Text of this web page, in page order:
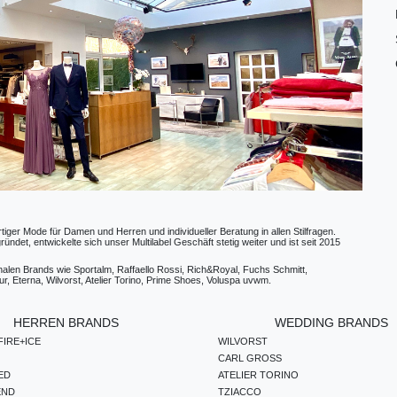
Mode für Damen und Herren und individueller Beratung in allen Stilfragen.
entwickelte sich unser Multilabel Geschäft stetig weiter und ist seit 2015
Brands wie Sportalm, Raffaello Rossi, Rich&Royal, Fuchs Schmitt,
Eterna, Wilvorst, Atelier Torino, Prime Shoes, Voluspa uvwm.
HERREN BRANDS WEDDING BRANDS
WILVORST
CARL GROSS
ATELIER TORINO
TZIACCO